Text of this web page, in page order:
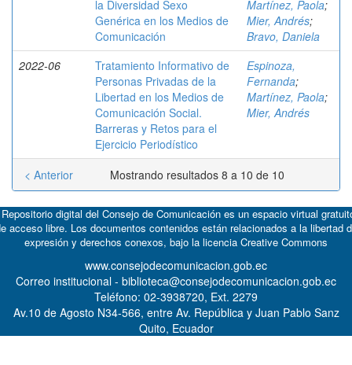
la Diversidad Sexo
Genérica en los Medios de
Comunicación
Martínez, Paola;
Mier, Andrés;
Bravo, Daniela
2022-06
Tratamiento Informativo de
Personas Privadas de la
Libertad en los Medios de
Comunicación Social.
Barreras y Retos para el
Ejercicio Periodístico
Espinoza,
Fernanda;
Martínez, Paola;
Mier, Andrés
Mostrando resultados 8 a 10 de 10
< Anterior
digital del Consejo de Comunicación es un espacio virtual
acceso libre. Los documentos contenidos están relacionados a la libertad
expresión y derechos conexos, bajo la licencia Creative Commons
www.consejodecomunicacion.gob.ec
Correo institucional - biblioteca@consejodecomunicacion.gob.ec
Teléfono: 02-3938720, Ext. 2279
Av.10 de Agosto N34-566, entre Av. República y Juan Pablo Sanz
Quito, Ecuador